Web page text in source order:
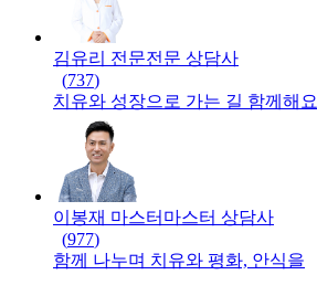
김유리 전문전문 상담사
(737)
치유와 성장으로 가는 길 함께해요
이봉재 마스터 마스터 상담사
(977)
함께 나누며 치유와 평화, 안식을